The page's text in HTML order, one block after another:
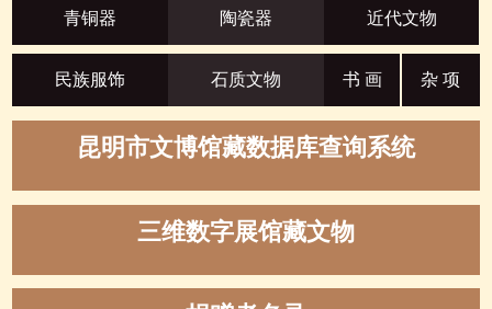
青铜器 陶瓷器 近代文物
民族服饰 石质文物 书 画 杂 项
昆明市文博馆藏数据库查询系统
三维数字展馆藏文物